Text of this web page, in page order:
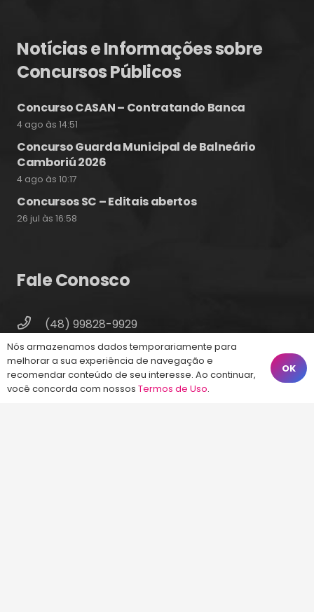
Notícias e Informações sobre
Concursos Públicos
Concurso CASAN – Contratando Banca
4 ago às 14:51
Concurso Guarda Municipal de Balneário
Camboriú 2026
4 ago às 10:17
Concursos SC – Editais abertos
26 jul às 16:58
Fale Conosco
(48) 99828-9929
Calçadão João Pinto, 212 – Centro
Florianópolis – SC, 88010-420
atendimento@energiaconcursos.com.br
Nós armazenamos dados temporariamente para
melhorar a sua experiência de navegação e
recomendar conteúdo de seu interesse. Ao continuar,
você concorda com nossos Termos de Uso.
OK